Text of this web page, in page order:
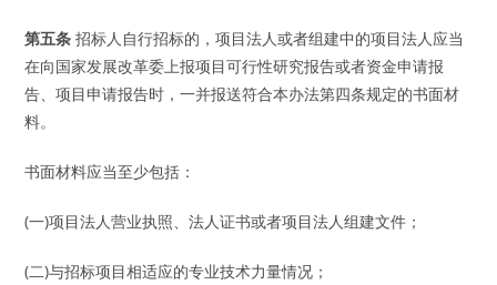
第五条 招标人自行招标的，项目法人或者组建中的项目法人应当
在向国家发展改革委上报项目可行性研究报告或者资金申请报
告、项目申请报告时，一并报送符合本办法第四条规定的书面材
料。
书面材料应当至少包括：
(一)项目法人营业执照、法人证书或者项目法人组建文件；
(二)与招标项目相适应的专业技术力量情况；